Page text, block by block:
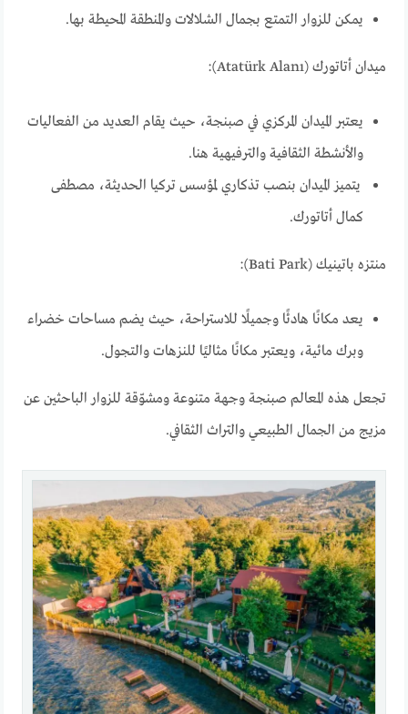
يمكن للزوار التمتع بجمال الشلالات والمنطقة المحيطة بها.
ميدان أتاتورك (Atatürk Alanı):
يعتبر الميدان المركزي في صبنجة، حيث يقام العديد من الفعاليات
والأنشطة الثقافية والترفيهية هنا.
يتميز الميدان بنصب تذكاري لمؤسس تركيا الحديثة، مصطفى
كمال أتاتورك.
منتزه باتينيك (Bati Park):
يعد مكانًا هادئًا وجميلًا للاستراحة، حيث يضم مساحات خضراء
وبرك مائية، ويعتبر مكانًا مثاليًا للنزهات والتجول.
تجعل هذه المعالم صبنجة وجهة متنوعة ومشوّقة للزوار الباحثين عن
مزيج من الجمال الطبيعي والتراث الثقافي.